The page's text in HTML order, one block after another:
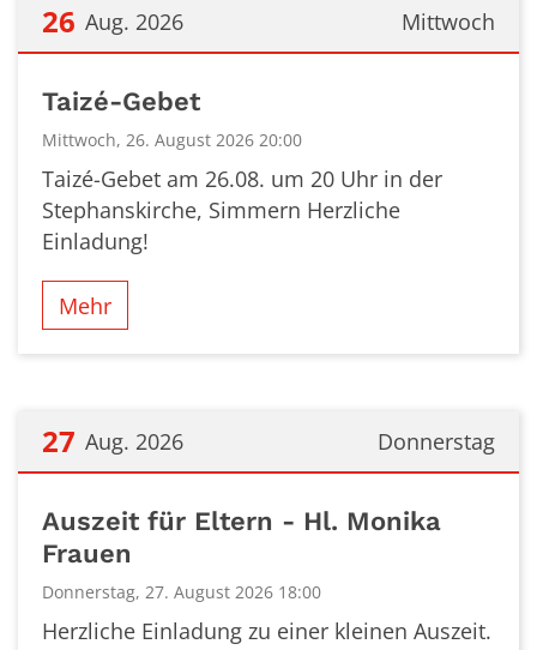
Mittwoch
26 Aug. 2026
Taizé-Gebet
Mittwoch, 26. August 2026 20:00
Taizé-Gebet am 26.08. um 20 Uhr in der
Stephanskirche, Simmern Herzliche
Einladung!
Mehr
Donnerstag
27 Aug. 2026
Auszeit für Eltern - Hl. Monika
Frauen
Donnerstag, 27. August 2026 18:00
Herzliche Einladung zu einer kleinen Auszeit.